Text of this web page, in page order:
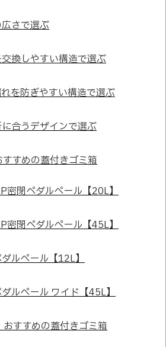
さで選ぶ
換しやすい構造で選ぶ
を防ぎやすい構造で選ぶ
合うデザインで選ぶ
すめの蓋付きゴミ箱
密閉ペダルペール【20L】
密閉ペダルペール【45L】
ルペール【12L】
ルペール ワイド【45L】
すすめの蓋付きゴミ箱